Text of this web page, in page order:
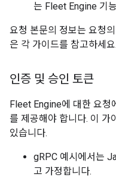
는 Fleet Engine 기
요청 본문의 정보는 요청
은 각 가이드를 참고하세요.
인증 및 승인 토큰
Fleet Engine에 대한 요청
를 제공해야 합니다. 이 가
있습니다.
gRPC 예시에서는
고 가정합니다.